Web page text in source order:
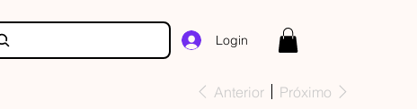
Login
Anterior Próximo